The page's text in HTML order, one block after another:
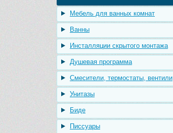
Мебель для ванных комнат
Ванны
Инсталляции скрытого монтажа
Душевая программа
Смесители, термостаты, вентили
Унитазы
Биде
Писсуары